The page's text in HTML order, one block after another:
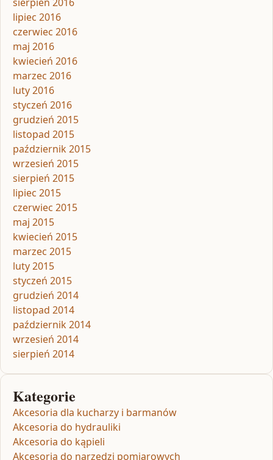
lipiec 2016
czerwiec 2016
maj 2016
kwiecień 2016
marzec 2016
luty 2016
styczeń 2016
grudzień 2015
listopad 2015
październik 2015
wrzesień 2015
sierpień 2015
lipiec 2015
czerwiec 2015
maj 2015
kwiecień 2015
marzec 2015
luty 2015
styczeń 2015
grudzień 2014
listopad 2014
październik 2014
wrzesień 2014
sierpień 2014
Kategorie
Akcesoria dla kucharzy i barmanów
Akcesoria do hydrauliki
Akcesoria do kąpieli
Akcesoria do narzędzi pomiarowych